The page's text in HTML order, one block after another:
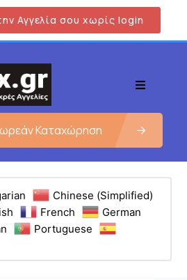
Αγγελία σου χωρίς login
Καταχώρηση
Chinese (Simplified)
French
German
Portuguese